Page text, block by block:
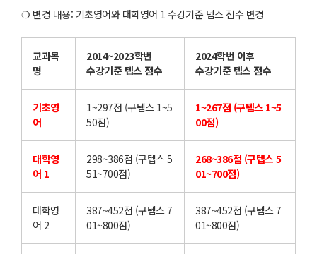
❍ 변경 내용: 기초영어와 대학영어 1 수강기준 텝스 점수 변경
교과목
명
2014~2023학번
수강기준 텝스 점수
2024학번 이후
수강기준 텝스 점수
기초영
어
1~297점 (구텝스 1~5
50점)
1~267점 (구텝스 1~5
00점)
대학영
어 1
298~386점 (구텝스 5
51~700점)
268~386점 (구텝스 5
01~700점)
대학영
어 2
387~452점 (구텝스 7
01~800점)
387~452점 (구텝스 7
01~800점)